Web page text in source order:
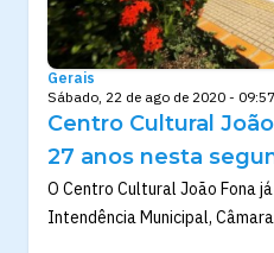
Gerais
Sábado, 22 de ago de 2020 - 09:57
Centro Cultural
27 anos nesta
O Centro Cultural João Fona
Intendência Municipal,